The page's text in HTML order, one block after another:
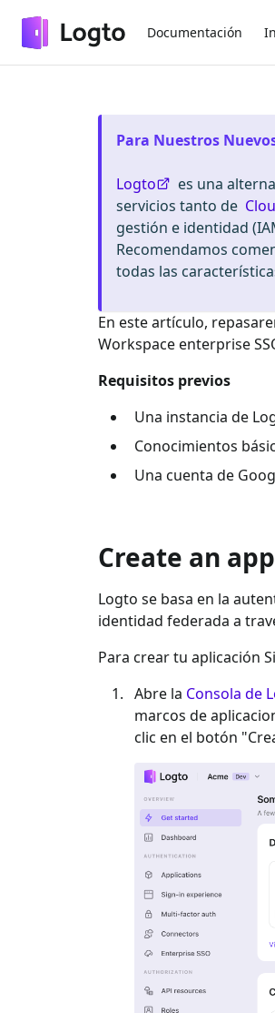
Documentación
Para Nuestros
Logto
es una
servicios tanto de
gestión e identidad
Recomendamos
todas las
En este artículo,
Workspace enterprise
Requisitos previos
Una instancia de
Conocimientos
Una cuenta de
Create an
Logto se basa en la
identidad federada a
Para crear tu aplicación
Abre la Consola de
marcos de
clic en el botón